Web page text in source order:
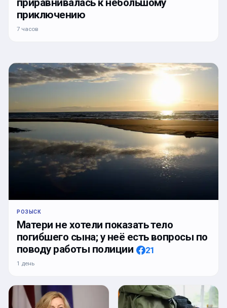
приключению
7 часов
РОЗЫСК
Матери не хотели показать тело
погибшего сына; у неё есть вопросы по
поводу работы полиции
21
1 день